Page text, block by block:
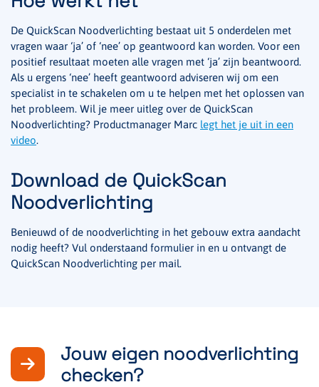
De QuickScan Noodverlichting bestaat uit 5 onderdelen met
vragen waar ‘ja’ of ‘nee’ op geantwoord kan worden. Voor een
positief resultaat moeten alle vragen met ‘ja’ zijn beantwoord.
Als u ergens ‘nee’ heeft geantwoord adviseren wij om een
specialist in te schakelen om u te helpen met het oplossen van
het probleem. Wil je meer uitleg over de QuickScan
Noodverlichting? Productmanager Marc legt het je uit in een
video.
Download de QuickScan
Noodverlichting
Benieuwd of de noodverlichting in het gebouw extra aandacht
nodig heeft? Vul onderstaand formulier in en u ontvangt de
QuickScan Noodverlichting per mail.
Jouw eigen noodverlichting
checken?